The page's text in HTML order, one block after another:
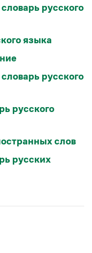
к сложномурусского
языка
русского
русского
слов
русских